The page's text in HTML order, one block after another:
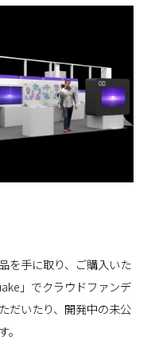
を手に取り、ご購入いた
」でクラウドファンデ
だいたり、開発中の未公